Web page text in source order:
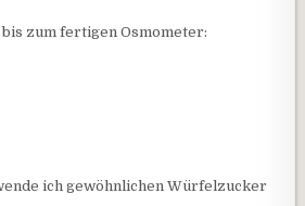
zum fertigen Osmometer:
ich gewöhnlichen Würfelzucker